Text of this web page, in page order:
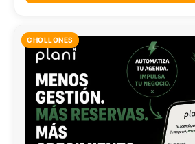
CHOLLONES